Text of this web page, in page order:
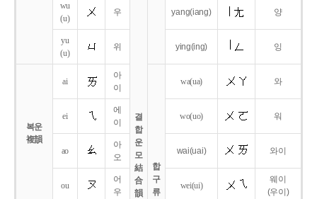
결
합
운
모
結
合
韻
wu
(u)
우 yang(iang) 양
yu
(u)
위 ying(ing) 잉
복운
複韻
ai
아
이
합
구
류
wa(ua) 와
ei
에
이
wo(uo) 워
ao
아
오
wai(uai) 와이
ou
어
우
wei(ui)
웨이
(우이)